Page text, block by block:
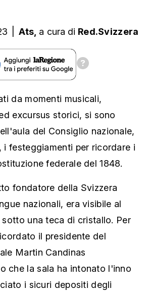
Ats, a cura di Red.Svizzera
da momenti musicali,
excursus storici, si sono
del Consiglio nazionale,
i festeggiamenti per ricordare i
federale del 1848.
fondatore della Svizzera
nazionali, era visibile al
una teca di cristallo. Per
il presidente del
Martin Candinas
che la sala ha intonato l'inno
i sicuri depositi degli